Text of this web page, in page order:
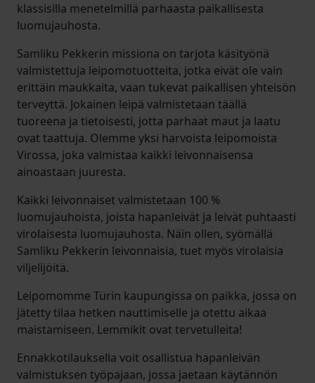
klassisilla menetelmillä parhaasta paikallisesta
luomujauhosta.
Samliku Pekkerin missiona on tarjota käsityönä
valmistettuja leipomotuotteita, jotka eivät ole vain
erittäin maukkaita, vaan tukevat paikallisen yhteisön
terveyttä. Jokainen leipä valmistetaan täällä
tuoreena ja tietoisesti, jotta parhaat maut ja laatu
ovat taattuja. Olemme yksi harvoista leipomoista
Virossa, joka valmistaa kaikki leivonnaisensa
ainoastaan juuresta.
Kaikki leivonnaiset valmistetaan 100 %
luomujauhoista, joista hapanleivät ja leivät puhtaasti
virolaisesta luomujauhosta. Näin ollen, syömällä
Samliku Pekkerin leivonnaisia, tuet myös virolaisia
viljelijöitä.
Leipomomme Türin kaupungissa on paikka, jossa on
jätetty tilaa hetken nauttimiselle ja otettu aikaa
maistamiseen. Lemmikit ovat tervetulleita!
Ennakkotilauksella voit osallistua hapanleivän
valmistuksen työpajaan, jossa jaetaan käytännön